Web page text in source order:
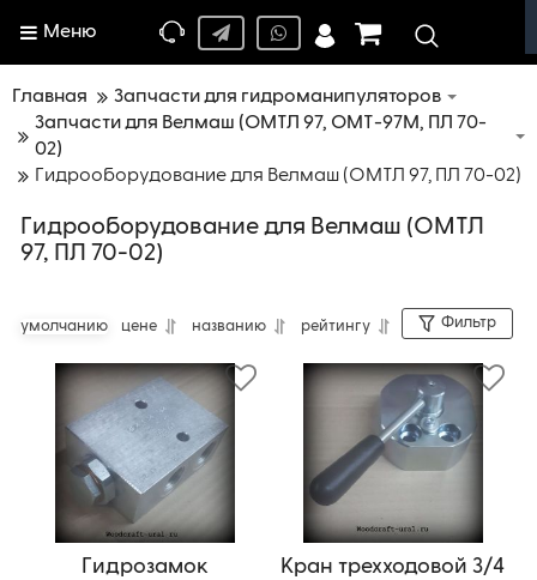
Меню
Главная
Запчасти для гидроманипуляторов
Запчасти для Велмаш (ОМТЛ 97, ОМТ-97М, ПЛ 70-
02)
Гидрооборудование для Велмаш (ОМТЛ 97, ПЛ 70-02)
Гидрооборудование для Велмаш (ОМТЛ
97, ПЛ 70-02)
умолчанию цене названию рейтингу Фильтр
Гидрозамок
Кран трехходовой 3/4